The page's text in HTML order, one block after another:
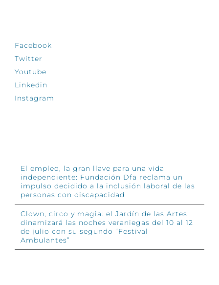
Facebook
Twitter
Youtube
Linkedin
Instagram
El empleo, la gran llave para una vida
independiente: Fundación Dfa reclama un
impulso decidido a la inclusión laboral de las
personas con discapacidad
Clown, circo y magia: el Jardín de las Artes
dinamizará las noches veraniegas del 10 al 12
de julio con su segundo “Festival
Ambulantes”